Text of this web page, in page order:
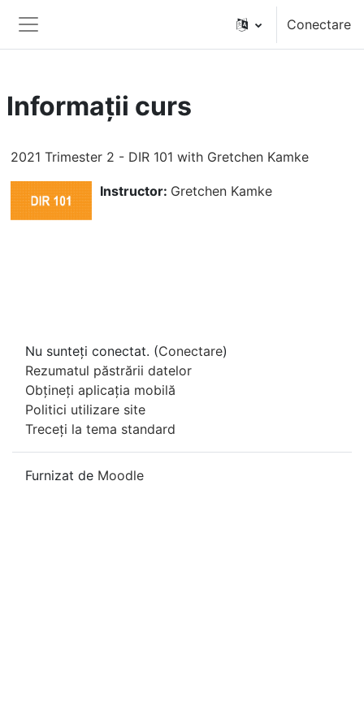
Panou lateral
Conectare
Informații curs
2021 Trimester 2 - DIR 101 with Gretchen Kamke
Instructor: Gretchen Kamke
Nu sunteți conectat. (Conectare)
Rezumatul păstrării datelor
Obțineți aplicația mobilă
Politici utilizare site
Treceți la tema standard
Furnizat de Moodle